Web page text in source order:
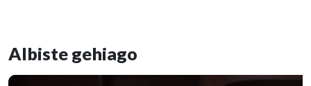
Albiste gehiago